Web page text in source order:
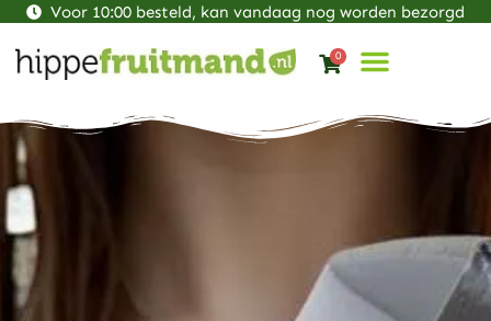
Voor 10:00 besteld, kan vandaag nog worden bezorgd
0